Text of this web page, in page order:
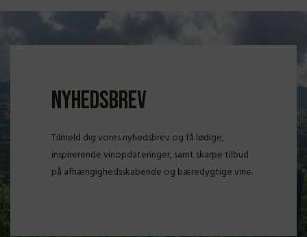
Nyhedsbrev
Tilmeld dig vores nyhedsbrev og få lødige,
inspirerende vinopdateringer, samt skarpe tilbud
på afhængighedsskabende og bæredygtige vine.